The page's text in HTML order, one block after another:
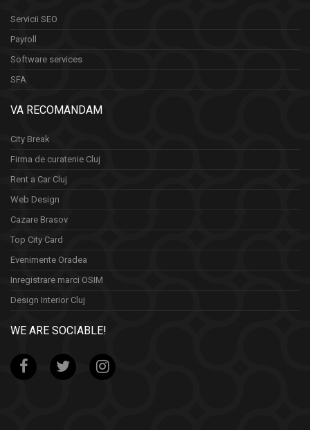
Servicii SEO
Payroll
Software services
SFA
VA RECOMANDAM
City Break
Firma de curatenie Cluj
Rent a Car Cluj
Web Design
Cazare Brasov
Top City Card
Evenimente Oradea
Inregistrare marci OSIM
Design Interior Cluj
WE ARE SOCIABLE!